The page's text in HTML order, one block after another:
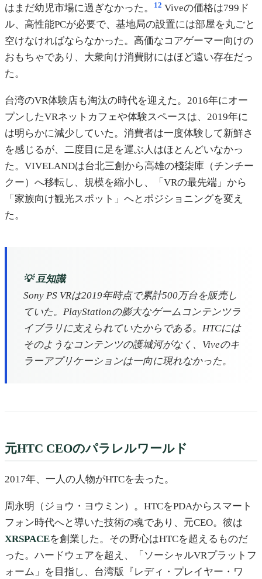
はまだ幼児市場に過ぎなかった。
12 Viveの価格は799ド
ル、高性能PCが必要で、基地局の設置には部屋を丸ごと
空けなければならなかった。高価なコアゲーマー向けの
おもちゃであり、大衆向け消費財にはほど遠い存在だっ
た。
台湾のVR体験店も淘汰の時代を迎えた。2016年にオー
プンしたVRネットカフェや体験スペースは、2019年に
は明らかに減少していた。消費者は一度体験して新鮮さ
を感じるが、二度目に足を運ぶ人はほとんどいなかっ
た。VIVELANDは台北三創から高雄の棧柒庫（チンチー
クー）へ移転し、規模を縮小し、「VRの最先端」から
「家族向け観光スポット」へとポジショニングを変え
た。
💡 豆知識
Sony PS VRは2019年時点で累計500万台を販売し
ていた。PlayStationの膨大なゲームコンテンツラ
イブラリに支えられていたからである。HTCには
そのようなコンテンツの護城河がなく、Viveのキ
ラーアプリケーションは一向に現れなかった。
元HTC CEOのパラレルワールド
2017年、一人の人物がHTCを去った。
周永明（ジョウ・ヨウミン）。HTCをPDAからスマート
フォン時代へと導いた技術の魂であり、元CEO。彼は
XRSPACEを創業した。その野心はHTCを超えるものだ
った。ハードウェアを超え、「ソーシャルVRプラットフ
ォーム」を目指し、台湾版『レディ・プレイヤー・ワ